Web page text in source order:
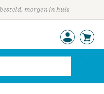
morgen in huis